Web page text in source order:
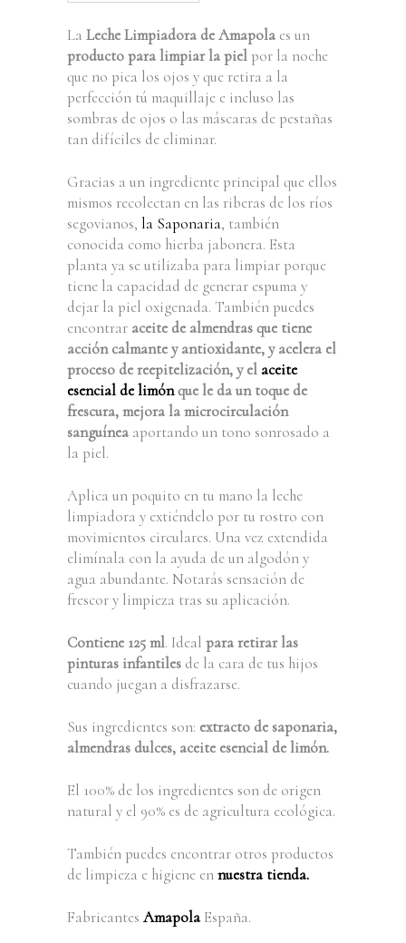
La Leche Limpiadora de Amapola es un
producto para limpiar la piel por la noche
que no pica los ojos y que retira a la
perfección tú maquillaje e incluso las
sombras de ojos o las máscaras de pestañas
tan difíciles de eliminar.
Gracias a un ingrediente principal que ellos
mismos recolectan en las riberas de los ríos
segovianos, la Saponaria, también
conocida como hierba jabonera. Esta
planta ya se utilizaba para limpiar porque
tiene la capacidad de generar espuma y
dejar la piel oxigenada. También puedes
encontrar aceite de almendras que tiene
acción calmante y antioxidante, y acelera el
proceso de reepitelización, y elaceite
esencial de limónque le da un toque de
frescura, mejora la microcirculación
sanguínea aportando un tono sonrosado a
la piel.
Aplica un poquito en tu mano la leche
limpiadora y extiéndelo por tu rostro con
movimientos circulares. Una vez extendida
elimínala con la ayuda de un algodón y
agua abundante. Notarás sensación de
frescor y limpieza tras su aplicación.
Contiene 125 ml. Ideal para retirar las
pinturas infantiles de la cara de tus hijos
cuando juegan a disfrazarse.
Sus ingredientes son: extracto de saponaria,
almendras dulces, aceite esencial de limón.
El 100% de los ingredientes son de origen
natural y el 90% es de agricultura ecológica.
También puedes encontrar otros productos
de limpieza e higiene ennuestra tienda.
Fabricantes AmapolaEspaña.